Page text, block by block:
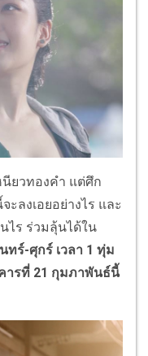
นียวทองคำ แต่ศึก
ลงเอยอย่างไร และ
ไร ร่วมลุ้นได้ใน
ทร์-ศุกร์ เวลา 1 ทุ่ม
ารที่ 21 กุมภาพันธ์นี้